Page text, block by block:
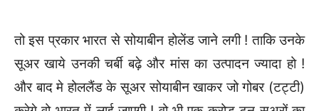
तो इस प्रकार भारत से सोयाबीन होलेंड जाने लगी ! ताकि उनके
सूअर खाये उनकी चर्बी बढ़े और मांस का उत्पादन ज्यादा हो !
और बाद मे होललैंड के सूअर सोयाबीन खाकर जो गोबर (टट्टी)